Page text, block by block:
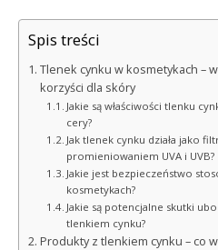
Spis treści
Tlenek cynku w kosmetykach –
korzyści dla skóry
Jakie są właściwości tlenku
cery?
Jak tlenek cynku działa jako
promieniowaniem UVA i UVB?
Jakie jest bezpieczeństwo
kosmetykach?
Jakie są potencjalne skutki
tlenkiem cynku?
Produkty z tlenkiem cynku – co